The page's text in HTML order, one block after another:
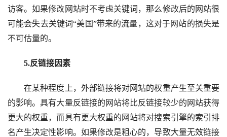
访客。如果修改网站时不考虑关键词，那么修改后的网站很
可能会失去关键词“美国”带来的流量，这对于网站的损失是
不可估量的。
5.反链接因素
在某种程度上，外部链接将对网站的权重产生至关重要
的影响。具有大量反链接的网站将比反链接较少的网站获得
更大的权重，而具有更大权重的网站将对搜索引擎的索引排
名产生决定性影响。如果修改是粗心的，导致大量无效链接